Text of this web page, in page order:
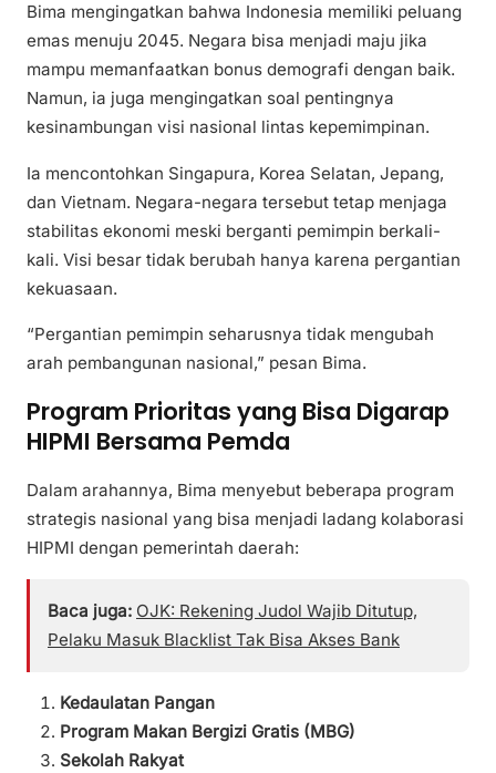
Bima mengingatkan bahwa Indonesia memiliki peluang
emas menuju 2045. Negara bisa menjadi maju jika
mampu memanfaatkan bonus demografi dengan baik.
Namun, ia juga mengingatkan soal pentingnya
kesinambungan visi nasional lintas kepemimpinan.
Ia mencontohkan Singapura, Korea Selatan, Jepang,
dan Vietnam. Negara-negara tersebut tetap menjaga
stabilitas ekonomi meski berganti pemimpin berkali-
kali. Visi besar tidak berubah hanya karena pergantian
kekuasaan.
“Pergantian pemimpin seharusnya tidak mengubah
arah pembangunan nasional,” pesan Bima.
Program Prioritas yang Bisa Digarap
HIPMI Bersama Pemda
Dalam arahannya, Bima menyebut beberapa program
strategis nasional yang bisa menjadi ladang kolaborasi
HIPMI dengan pemerintah daerah:
Baca juga: OJK: Rekening Judol Wajib Ditutup,
Pelaku Masuk Blacklist Tak Bisa Akses Bank
Kedaulatan Pangan
Program Makan Bergizi Gratis (MBG)
Sekolah Rakyat